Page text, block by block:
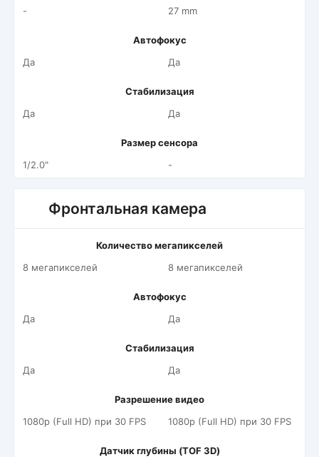
-
27 mm
Автофокус
Да
Да
Стабилизация
Да
Да
Размер сенсора
1/2.0"
-
Фронтальная камера
Количество мегапикселей
8 мегапикселей
8 мегапикселей
Автофокус
Да
Да
Стабилизация
Да
Да
Разрешение видео
1080p (Full HD) при 30 FPS
1080p (Full HD) при 30 FPS
Датчик глубины (TOF 3D)